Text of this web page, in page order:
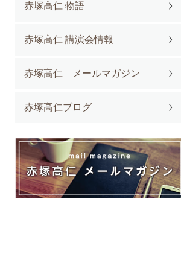
赤塚高仁 物語
赤塚高仁 講演会情報
赤塚高仁 メールマガジン
赤塚高仁ブログ